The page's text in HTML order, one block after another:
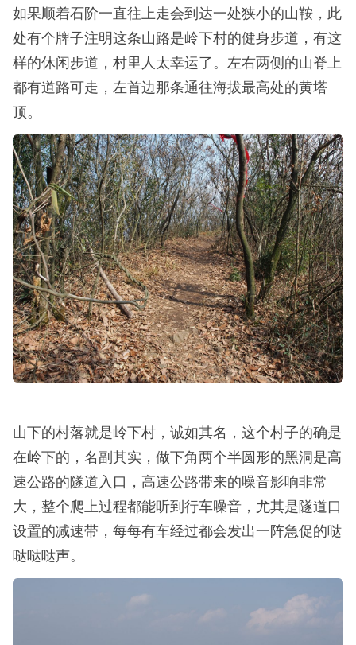
如果顺着石阶一直往上走会到达一处狭小的山鞍，此
处有个牌子注明这条山路是岭下村的健身步道，有这
样的休闲步道，村里人太幸运了。左右两侧的山脊上
都有道路可走，左首边那条通往海拔最高处的黄塔
顶。